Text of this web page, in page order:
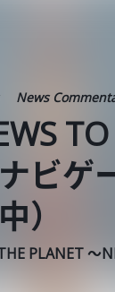
News
ナビ
）
PLANET ～